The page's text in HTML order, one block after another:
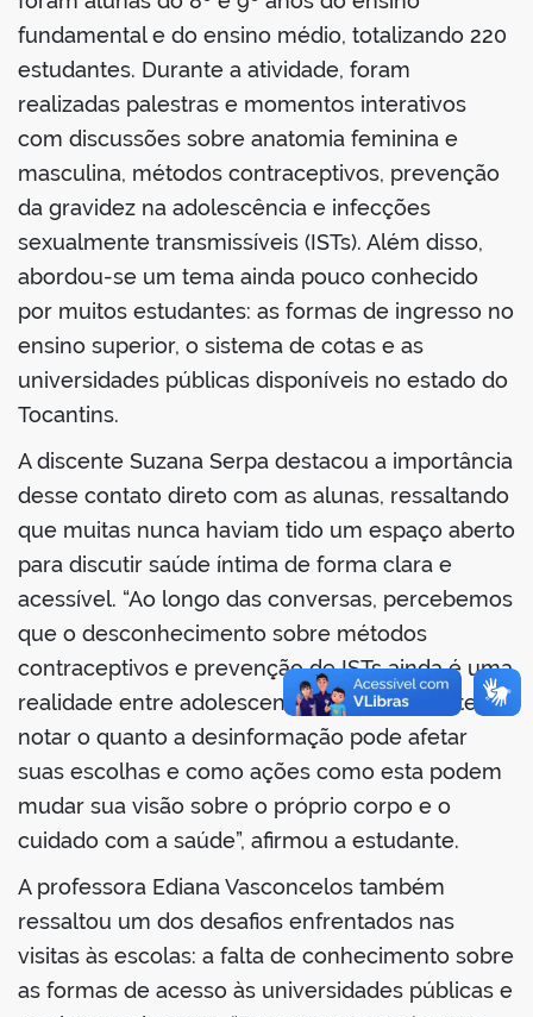
portal
fundamental e do ensino médio, totalizando 220
estudantes. Durante a atividade, foram
realizadas palestras e momentos interativos
com discussões sobre anatomia feminina e
masculina, métodos contraceptivos, prevenção
da gravidez na adolescência e infecções
sexualmente transmissíveis (ISTs). Além disso,
abordou-se um tema ainda pouco conhecido
por muitos estudantes: as formas de ingresso no
ensino superior, o sistema de cotas e as
universidades públicas disponíveis no estado do
Tocantins.
A discente Suzana Serpa destacou a importância
desse contato direto com as alunas, ressaltando
que muitas nunca haviam tido um espaço aberto
para discutir saúde íntima de forma clara e
acessível. “Ao longo das conversas, percebemos
que o desconhecimento sobre métodos
contraceptivos e prevenção de ISTs ainda é uma
realidade entre adolescentes. Foi impactante
notar o quanto a desinformação pode afetar
suas escolhas e como ações como esta podem
mudar sua visão sobre o próprio corpo e o
cuidado com a saúde”, afirmou a estudante.
A professora Ediana Vasconcelos também
ressaltou um dos desafios enfrentados nas
visitas às escolas: a falta de conhecimento sobre
as formas de acesso às universidades públicas e